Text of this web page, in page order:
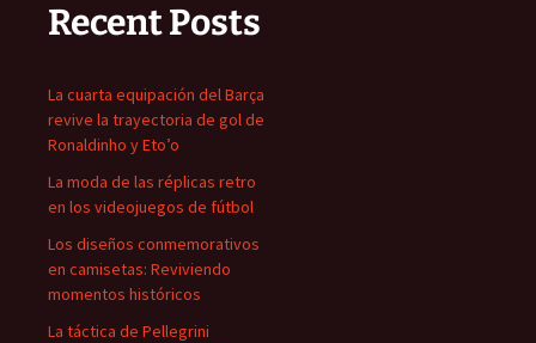
Recent Posts
La cuarta equipación del Barça
revive la trayectoria de gol de
Ronaldinho y Eto’o
La moda de las réplicas retro
en los videojuegos de fútbol
Los diseños conmemorativos
en camisetas: Reviviendo
momentos históricos
La táctica de Pellegrini